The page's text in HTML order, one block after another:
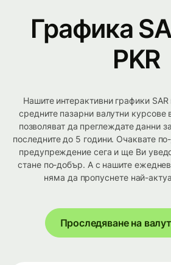
Графика
PKR
Нашите интерактивни графики
средните пазарни валутни
позволяват да преглеждате данни
последните до 5 години. Очаквате
предупреждение сега и ще Ви
стане по-добър. А с нашите
няма да пропуснете най-
Проследяване на